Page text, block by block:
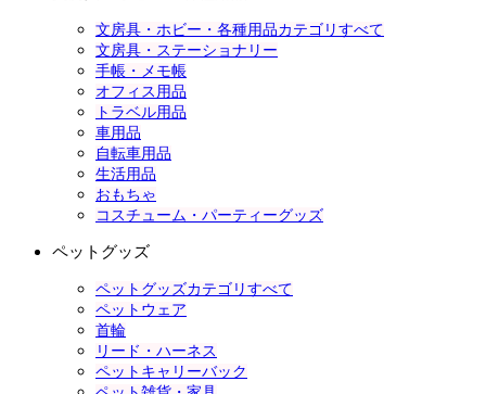
文房具・ホビー・各種用品カテゴリすべて
文房具・ステーショナリー
手帳・メモ帳
オフィス用品
トラベル用品
車用品
自転車用品
生活用品
おもちゃ
コスチューム・パーティーグッズ
ペットグッズ
ペットグッズカテゴリすべて
ペットウェア
首輪
リード・ハーネス
ペットキャリーバック